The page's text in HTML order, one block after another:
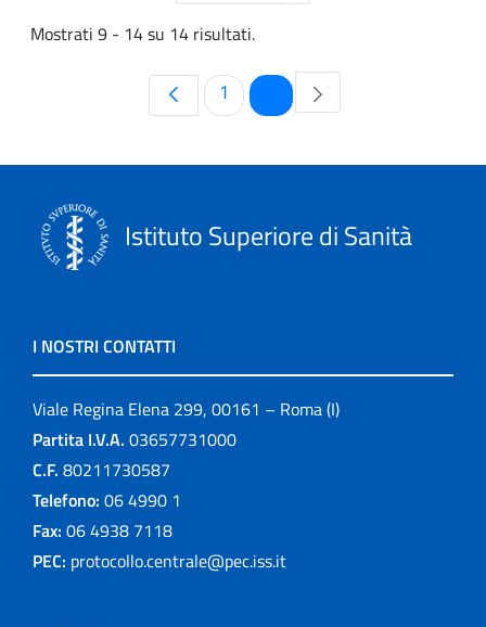
Mostrati 9 - 14 su 14 risultati.
Pagina
1 Pagina
Istituto Superiore di Sanità
I NOSTRI CONTATTI
Viale Regina Elena 299, 00161 – Roma (I)
Partita I.V.A. 03657731000
C.F. 80211730587
Telefono: 06 4990 1
Fax: 06 4938 7118
PEC: protocollo.centrale@pec.iss.it